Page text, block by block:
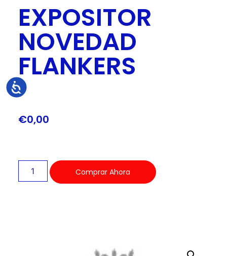
Accesibilidad
EXPOSITOR
NOVEDAD
FLANKERS
€0,00
Comprar Ahora